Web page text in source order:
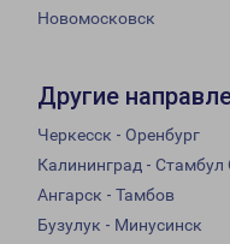
Новомосковск
Другие
Черкесск - Оренбург
Калининград -
Ангарск - Тамбов
Бузулук - Минусинск